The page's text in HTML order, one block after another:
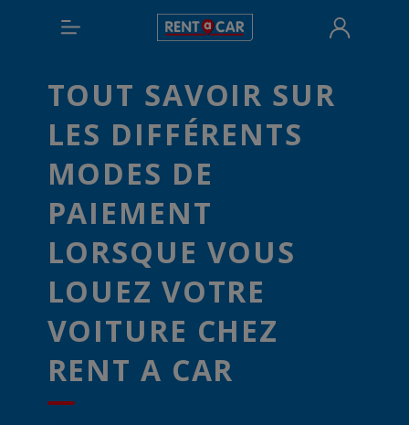
TOUT SAVOIR SUR
LES DIFFÉRENTS
MODES DE
PAIEMENT
LORSQUE VOUS
LOUEZ VOTRE
VOITURE CHEZ
RENT A CAR